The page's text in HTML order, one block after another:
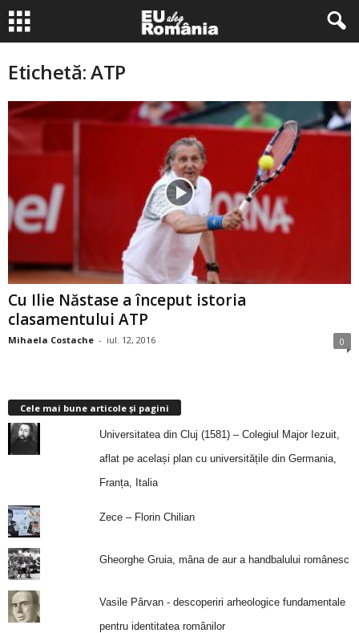
Etichetă: ATP
Cu Ilie Năstase a început istoria
clasamentului ATP
Mihaela Costache - iul. 12, 2016 0
Cele mai bune articole și pagini
Universitatea din Cluj (1581) – Colegiul Major Iezuit,
aflat pe același plan cu universitățile din Germania,
Franța, Italia
Zece – Florin Chilian
Gheorghe Gruia, mâna de aur a handbalului românesc
Vasile Pârvan - descoperiri arheologice fundamentale
pentru identitatea românilor